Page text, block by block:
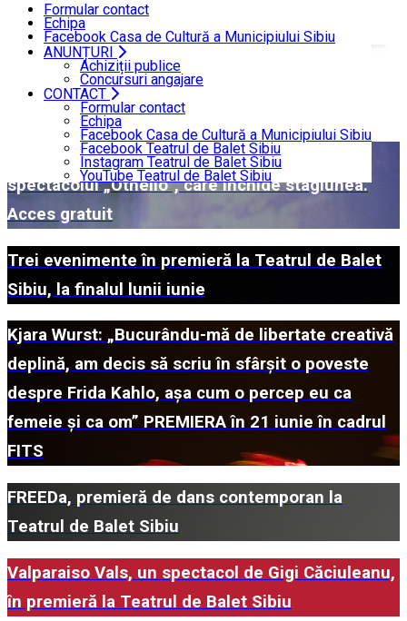
Formular contact
Echipa
Facebook Casa de Cultură a Municipiului Sibiu
Facebook Teatrul de Balet Sibiu
Instagram Teatrul de Balet Sibiu
YouTube Teatrul de Balet Sibiu
ANUNȚURI
Achiziții publice
Concursuri angajare
CONTACT
Formular contact
Echipa
Facebook Casa de Cultură a Municipiului Sibiu
Facebook Teatrul de Balet Sibiu
Instagram Teatrul de Balet Sibiu
YouTube Teatrul de Balet Sibiu
Acasă ȘTIRI
ȘTIRI
Baletul sibian invită publicul în Piața Mare la
spectacolul „Othello”, care închide stagiunea.
Acces gratuit
Trei evenimente în premieră la Teatrul de Balet
Sibiu, la finalul lunii iunie
Kjara Wurst: „Bucurându-mă de libertate creativă
deplină, am decis să scriu în sfârșit o poveste
despre Frida Kahlo, așa cum o percep eu ca
femeie și ca om” PREMIERA în 21 iunie în cadrul
FITS
FREEDa, premieră de dans contemporan la
Teatrul de Balet Sibiu
Valparaiso Vals, un spectacol de Gigi Căciuleanu,
în premieră la Teatrul de Balet Sibiu